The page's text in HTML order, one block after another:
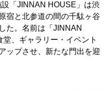
「JINNAN HOUSE」は渋
宿と北参道の間の千駄ヶ谷
た。名前は「JINNAN
、ギャラリー・イベント
ップさせ、新たな門出を迎